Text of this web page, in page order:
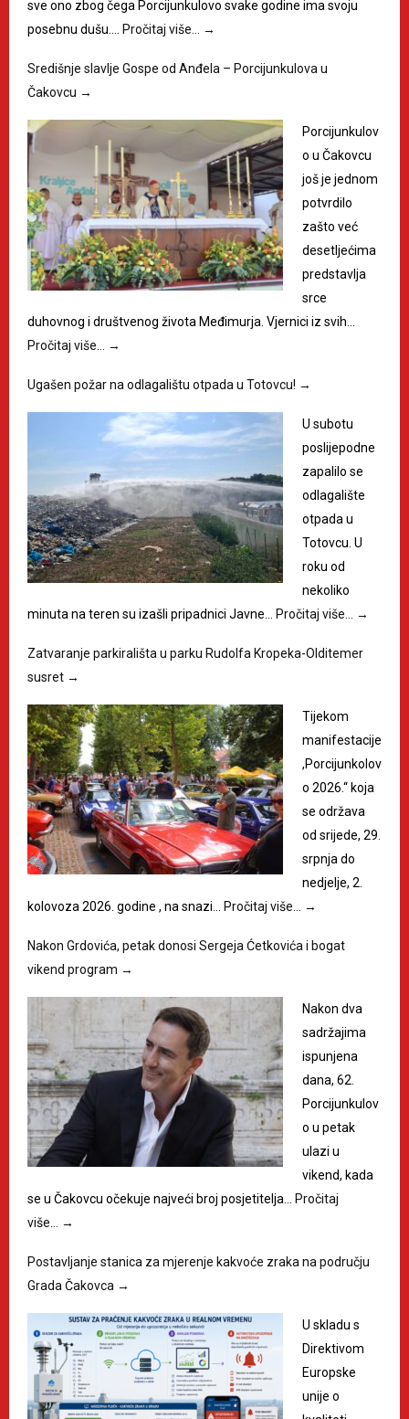
sve ono zbog čega Porcijunkulovo svake godine ima svoju
posebnu dušu.… Pročitaj više… →
Središnje slavlje Gospe od Anđela – Porcijunkulova u
Čakovcu →
Porcijunkulov
o u Čakovcu
još je jednom
potvrdilo
zašto već
desetljećima
predstavlja
srce
duhovnog i društvenog života Međimurja. Vjernici iz svih…
Pročitaj više… →
Ugašen požar na odlagalištu otpada u Totovcu! →
U subotu
poslijepodne
zapalilo se
odlagalište
otpada u
Totovcu. U
roku od
nekoliko
minuta na teren su izašli pripadnici Javne… Pročitaj više… →
Zatvaranje parkirališta u parku Rudolfa Kropeka-Olditemer
susret →
Tijekom
manifestacije
,Porcijunkolov
o 2026.“ koja
se održava
od srijede, 29.
srpnja do
nedjelje, 2.
kolovoza 2026. godine , na snazi… Pročitaj više… →
Nakon Grdovića, petak donosi Sergeja Ćetkovića i bogat
vikend program →
Nakon dva
sadržajima
ispunjena
dana, 62.
Porcijunkulov
o u petak
ulazi u
vikend, kada
se u Čakovcu očekuje najveći broj posjetitelja… Pročitaj
više… →
Postavljanje stanica za mjerenje kakvoće zraka na području
Grada Čakovca →
U skladu s
Direktivom
Europske
unije o